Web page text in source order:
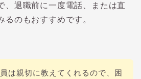
、退職前に一度電話、または直
るのもおすすめです。
は親切に教えてくれるので、困